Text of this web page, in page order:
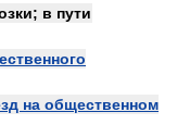
в пути
на общественном